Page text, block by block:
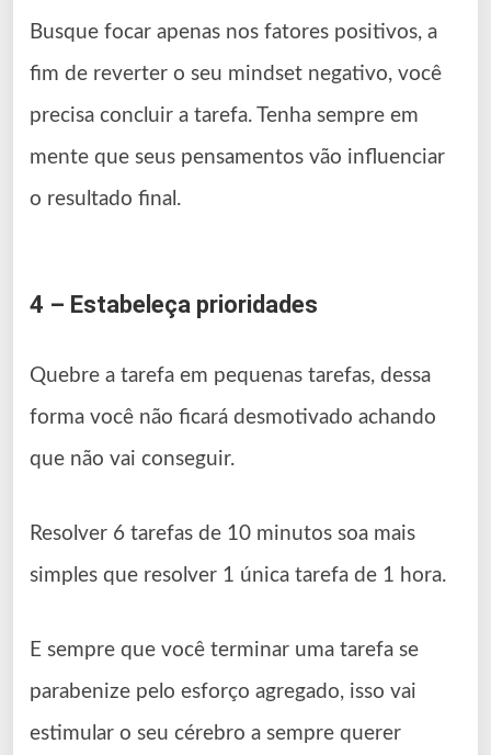
Busque focar apenas nos fatores positivos, a
fim de reverter o seu mindset negativo, você
precisa concluir a tarefa. Tenha sempre em
mente que seus pensamentos vão influenciar
o resultado final.
4 – Estabeleça prioridades
Quebre a tarefa em pequenas tarefas, dessa
forma você não ficará desmotivado achando
que não vai conseguir.
Resolver 6 tarefas de 10 minutos soa mais
simples que resolver 1 única tarefa de 1 hora.
E sempre que você terminar uma tarefa se
parabenize pelo esforço agregado, isso vai
estimular o seu cérebro a sempre querer